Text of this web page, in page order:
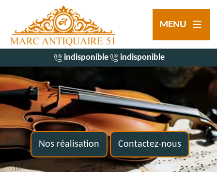
MENU
indisponible indisponible
Nos réalisation Contactez-nous